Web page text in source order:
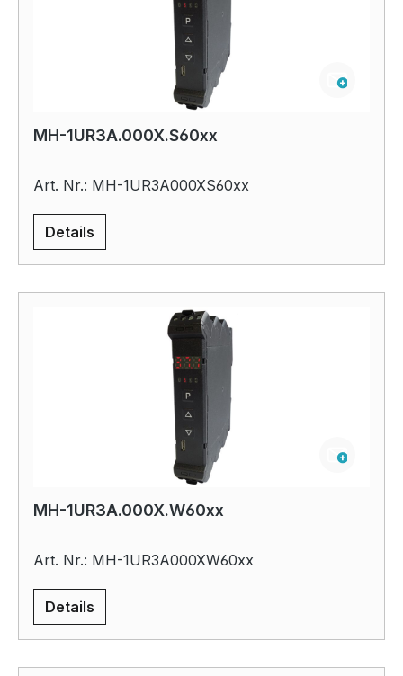
MH-1UR3A.000X.S60xx
Art. Nr.: MH-1UR3A000XS60xx
Details
MH-1UR3A.000X.W60xx
Art. Nr.: MH-1UR3A000XW60xx
Details